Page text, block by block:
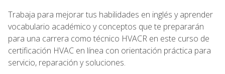
Trabaja para mejorar tus habilidades en inglés y aprender
vocabulario académico y conceptos que te prepararán
para una carrera como técnico HVACR en este curso de
certificación HVAC en línea con orientación práctica para
servicio, reparación y soluciones.